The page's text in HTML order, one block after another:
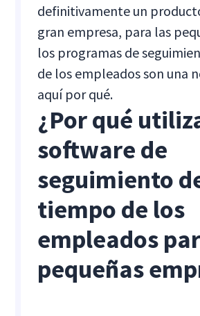
definitivamente un
gran empresa, para las
los programas de
de los empleados son una
aquí por qué.
¿Por qué
software de
seguimiento
tiempo de los
empleados
pequeñas